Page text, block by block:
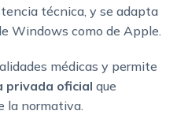
técnica, y se adapta
Windows como de Apple.
médicas y permite
privada oficial que
la normativa.